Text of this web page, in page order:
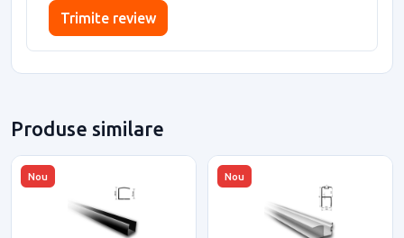
Trimite review
Produse similare
Nou Nou